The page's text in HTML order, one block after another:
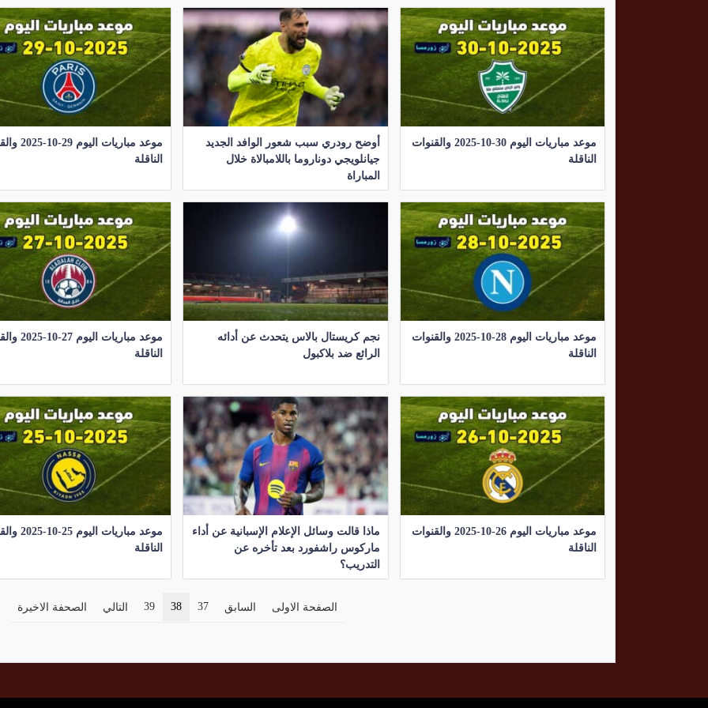
موعد مباريات اليوم 30-10-2025 والقنوات
الناقلة
أوضح رودري سبب شعور الوافد الجديد
جيانلويجي دوناروما باللامبالاة خلال
المباراة
موعد مباريات
الناقلة
موعد مباريات اليوم 28-10-2025 والقنوات
الناقلة
نجم كريستال بالاس يتحدث عن أدائه
الرائع ضد بلاكبول
موعد مباريات
الناقلة
موعد مباريات اليوم 26-10-2025 والقنوات
الناقلة
ماذا قالت وسائل الإعلام الإسبانية عن أداء
ماركوس راشفورد بعد تأخره عن
التدريب؟
موعد مباريات
الناقلة
الصفحة الاولى السابق 37
38
39 التالي الصحفة الاخيرة